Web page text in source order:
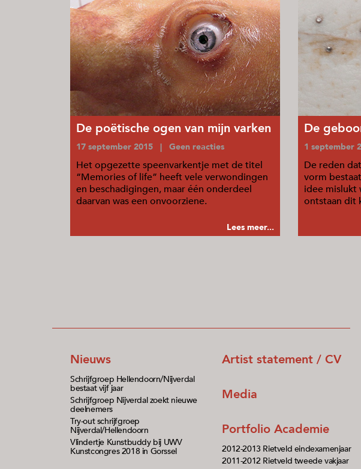
De poëtische ogen van mijn varken
17 september 2015 | Geen reacties
Het opgezette speenvarkentje met de titel
“Memories of life” heeft vele verwondingen
en beschadigingen, maar één onderdeel
daarvan was een onvoorziene.
Lees meer...
De
1 september
De reden
vorm
idee mislukt
ontstaan dit
Nieuws
Schrijfgroep Hellendoorn/Nijverdal
bestaat vijf jaar
Schrijfgroep Nijverdal zoekt nieuwe
deelnemers
Try-out schrijfgroep
Nijverdal/Hellendoorn
Vlindertje Kunstbuddy bij UWV
Kunstcongres 2018 in Gorssel
Artist statement / CV
Media
Portfolio Academie
2012-2013 Rietveld eindexamenjaar
2011-2012 Rietveld tweede vakjaar